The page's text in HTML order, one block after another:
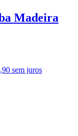
Madeira
sem juros